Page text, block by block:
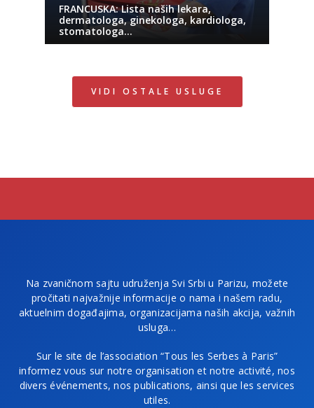
FRANCUSKA: Lista naših lekara,
dermatologa, ginekologa, kardiologa,
stomatologa…
VIDI OSTALE USLUGE
Na zvaničnom sajtu udruženja Svi Srbi u Parizu, možete
pročitati najvažnije informacije o nama i našem radu,
aktuelnim događajima, organizacijama naših akcija, važnih
usluga…
Sur le site de l’association “Tous les Serbes à Paris”
informez vous sur notre organisation et notre activité, nos
divers événements, nos publications, ainsi que les services
utiles.